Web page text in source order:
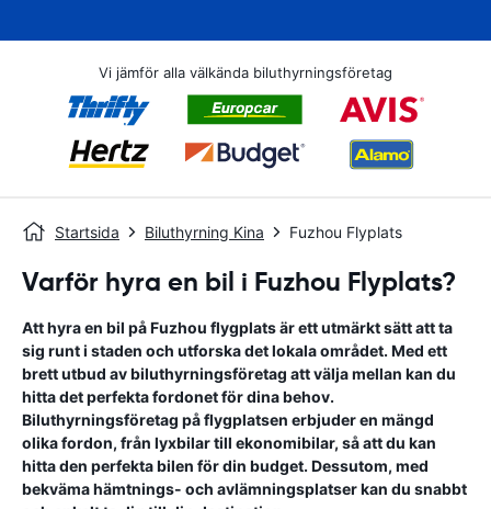
Vi jämför alla välkända biluthyrningsföretag
Startsida Biluthyrning Kina Fuzhou Flyplats
Varför hyra en bil i Fuzhou Flyplats?
Att hyra en bil på Fuzhou flygplats är ett utmärkt sätt att ta
sig runt i staden och utforska det lokala området. Med ett
brett utbud av biluthyrningsföretag att välja mellan kan du
hitta det perfekta fordonet för dina behov.
Biluthyrningsföretag på flygplatsen erbjuder en mängd
olika fordon, från lyxbilar till ekonomibilar, så att du kan
hitta den perfekta bilen för din budget. Dessutom, med
bekväma hämtnings- och avlämningsplatser kan du snabbt